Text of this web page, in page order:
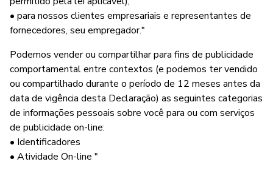
• para nossos clientes empresariais e representantes de
fornecedores, seu empregador."
Podemos vender ou compartilhar para fins de publicidade
comportamental entre contextos (e podemos ter vendido
ou compartilhado durante o período de 12 meses antes da
data de vigência desta Declaração) as seguintes categorias
de informações pessoais sobre você para ou com serviços
de publicidade on-line:
• Identificadores
• Atividade On-line "